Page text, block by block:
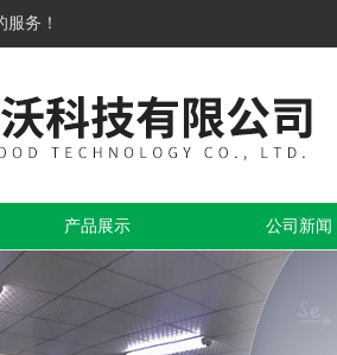
务！
产品展示 公司新闻